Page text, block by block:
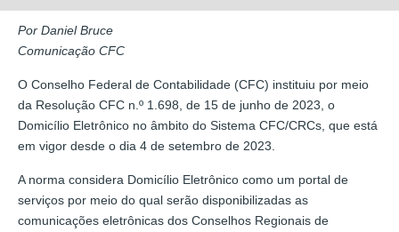
Por Daniel Bruce
Comunicação CFC
O Conselho Federal de Contabilidade (CFC) instituiu por meio
da Resolução CFC n.º 1.698, de 15 de junho de 2023, o
Domicílio Eletrônico no âmbito do Sistema CFC/CRCs, que está
em vigor desde o dia 4 de setembro de 2023.
A norma considera Domicílio Eletrônico como um portal de
serviços por meio do qual serão disponibilizadas as
comunicações eletrônicas dos Conselhos Regionais de